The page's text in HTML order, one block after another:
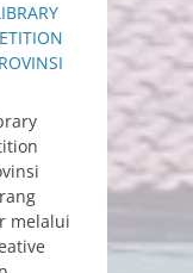
melalui